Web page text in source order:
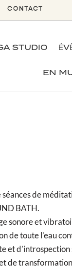
CONTACT
STUDIO
EN
de
BATH.
sonore et
de toute l’eau
et
de